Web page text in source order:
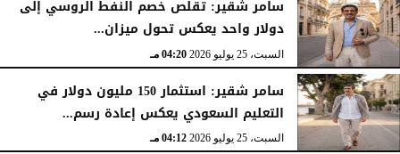
سامر شقير: تقلص خصم النفط الروسي إلى
دولار واحد يعكس تحول ميزان...
السبت، 25 يوليو 2026 04:20 مـ
سامر شقير: استثمار 150 مليون دولار في
التعليم السعودي يعكس إعادة رسم...
السبت، 25 يوليو 2026 04:12 مـ